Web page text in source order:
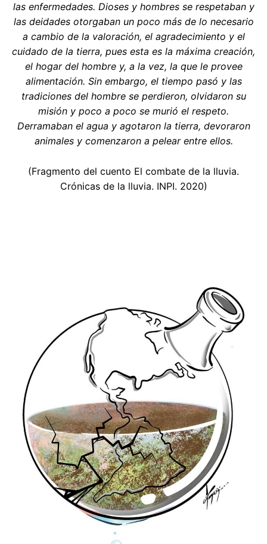
las enfermedades. Dioses y hombres se respetaban y
las deidades otorgaban un poco más de lo necesario
a cambio de la valoración, el agradecimiento y el
cuidado de la tierra, pues esta es la máxima creación,
el hogar del hombre y, a la vez, la que le provee
alimentación. Sin embargo, el tiempo pasó y las
tradiciones del hombre se perdieron, olvidaron su
misión y poco a poco se murió el respeto.
Derramaban el agua y agotaron la tierra, devoraron
animales y comenzaron a pelear entre ellos.
(Fragmento del cuento El combate de la lluvia.
Crónicas de la lluvia. INPI. 2020)